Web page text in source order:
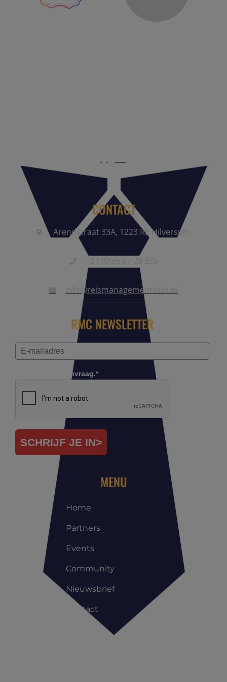
CONTACT
Arendstraat 33A, 1223 RE Hilversum
info@reismanagementclub.nl
RMC NEWSLETTER
Controleer je aanvraag.*
SCHRIJF JE IN>
MENU
Home
Partners
Events
Community
Nieuwsbrief
Contact